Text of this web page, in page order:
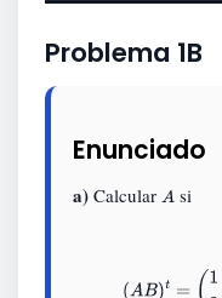
Problema 1B
Enunciado
a) Calcular A si
(A B )t